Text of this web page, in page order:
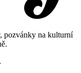
pozvánky na kulturní